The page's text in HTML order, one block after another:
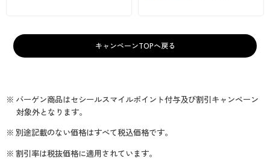
キャンペーンTOPへ戻る
※ バーゲン商品はセシールスマイルポイント付与及び割引キャンペーン
対象外となります。
※ 別途記載のない価格はすべて税込価格です。
※ 割引率は税抜価格に適用されています。